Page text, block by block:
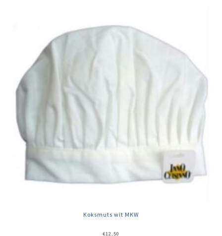
Koksmuts wit MKW
€12,50